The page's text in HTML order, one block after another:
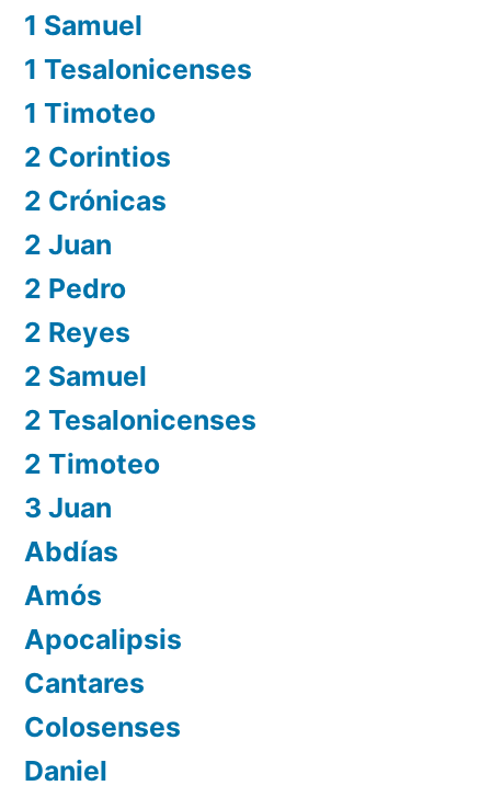
1 Samuel
1 Tesalonicenses
1 Timoteo
2 Corintios
2 Crónicas
2 Juan
2 Pedro
2 Reyes
2 Samuel
2 Tesalonicenses
2 Timoteo
3 Juan
Abdías
Amós
Apocalipsis
Cantares
Colosenses
Daniel